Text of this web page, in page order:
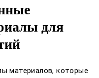
для
материалов, которые